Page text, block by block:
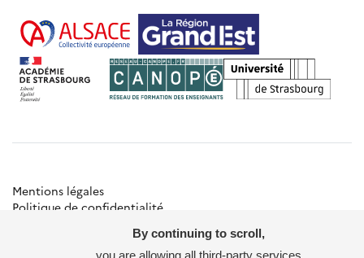
Mentions légales
Politique de confidentialité
By continuing to scroll,
you are allowing all third-party services